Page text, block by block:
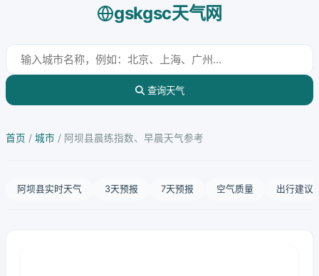
gskgsc天气网
查询天气
首页 / 城市 / 阿坝县晨练指数、早晨天气参考
阿坝县实时天气 3天预报 7天预报 空气质量 出行建议